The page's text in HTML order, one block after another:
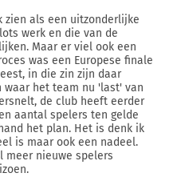
zien als een uitzonderlijke
werk en die van de
Maar er viel ook een
was een Europese finale
in die zin zijn daar
het team nu 'last' van
de club heeft eerder
aantal spelers ten gelde
het plan. Het is denk ik
is maar ook een nadeel.
meer nieuwe spelers